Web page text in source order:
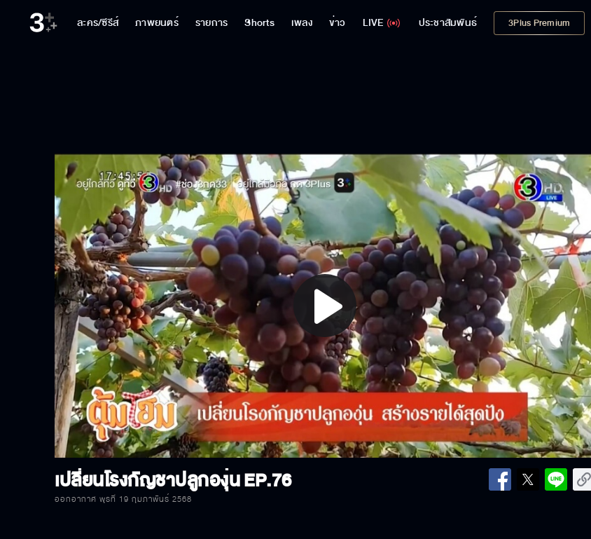
ละคร/ซีรีส์ ภาพยนตร์ รายการ Shorts เพลง ข่าว LIVE ประชาสัมพันธ์ 3Plus Premium
Play
Video
เปลี่ยนโรงกัญชาปลูกองุ่นEP.76
ออกอากาศ พุธที่ 19 กุมภาพันธ์ 2568